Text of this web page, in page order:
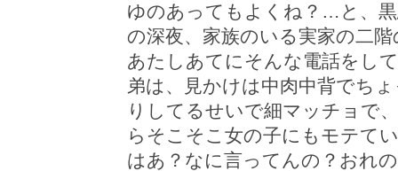
ゆのあってもよくね？…と、
の深夜、家族のいる実家の二
あたしあてにそんな電話をし
弟は、見かけは中肉中背でち
りしてるせいで細マッチョで
らそこそこ女の子にもモテて
はあ？なに言ってんの？おれ